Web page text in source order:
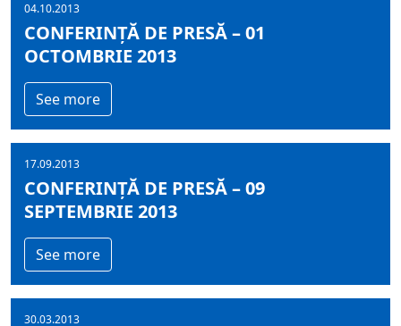
04.10.2013
CONFERINȚĂ DE PRESĂ – 01
OCTOMBRIE 2013
See more
17.09.2013
CONFERINȚĂ DE PRESĂ – 09
SEPTEMBRIE 2013
See more
30.03.2013